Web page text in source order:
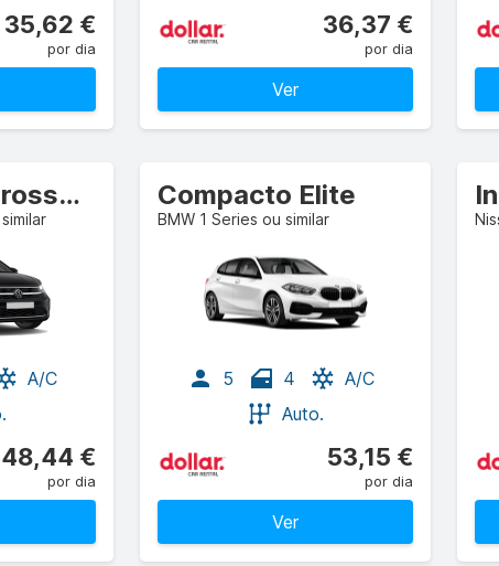
35,62 €
por dia
36,37 €
por dia
Ver
Compacto Crossover
A/C
48,44 €
por dia
Compacto Elite
BMW 1 Series ou similar
5 4
A/C
Auto.
53,15 €
por dia
Ver